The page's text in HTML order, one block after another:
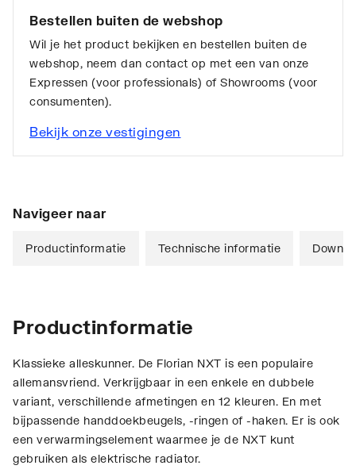
Bestellen buiten de webshop
Wil je het product bekijken en bestellen buiten de
webshop, neem dan contact op met een van onze
Expressen (voor professionals) of Showrooms (voor
consumenten).
Bekijk onze vestigingen
Navigeer naar
Productinformatie Technische informatie
Productinformatie
Klassieke alleskunner. De Florian NXT is een populaire
allemansvriend. Verkrijgbaar in een enkele en dubbele
variant, verschillende afmetingen en 12 kleuren. En met
bijpassende handdoekbeugels, -ringen of -haken. Er is ook
een verwarmingselement waarmee je de NXT kunt
gebruiken als elektrische radiator.